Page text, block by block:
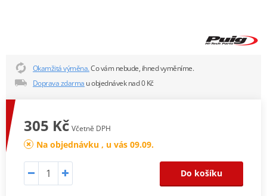
Okamžitá výměna.Co vám nebude, ihned vyměníme.
Doprava zdarma u objednávek nad 0 Kč
305 Kč Včetně DPH
Na objednávku , u vás 09.09.
Do košíku